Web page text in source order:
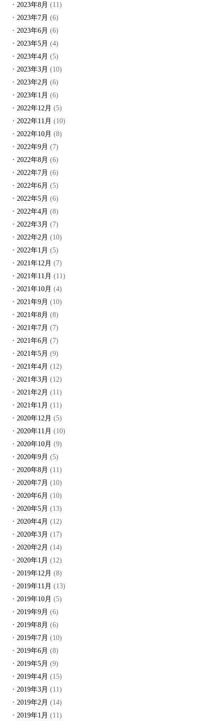
2023年8月 (11)
2023年7月 (6)
2023年6月 (6)
2023年5月 (4)
2023年4月 (5)
2023年3月 (10)
2023年2月 (6)
2023年1月 (6)
2022年12月 (5)
2022年11月 (10)
2022年10月 (8)
2022年9月 (7)
2022年8月 (6)
2022年7月 (6)
2022年6月 (5)
2022年5月 (6)
2022年4月 (8)
2022年3月 (7)
2022年2月 (10)
2022年1月 (5)
2021年12月 (7)
2021年11月 (11)
2021年10月 (4)
2021年9月 (10)
2021年8月 (8)
2021年7月 (7)
2021年6月 (7)
2021年5月 (9)
2021年4月 (12)
2021年3月 (12)
2021年2月 (11)
2021年1月 (11)
2020年12月 (5)
2020年11月 (10)
2020年10月 (9)
2020年9月 (5)
2020年8月 (11)
2020年7月 (10)
2020年6月 (10)
2020年5月 (13)
2020年4月 (12)
2020年3月 (17)
2020年2月 (14)
2020年1月 (12)
2019年12月 (8)
2019年11月 (13)
2019年10月 (5)
2019年9月 (6)
2019年8月 (6)
2019年7月 (10)
2019年6月 (8)
2019年5月 (9)
2019年4月 (15)
2019年3月 (11)
2019年2月 (14)
2019年1月 (11)